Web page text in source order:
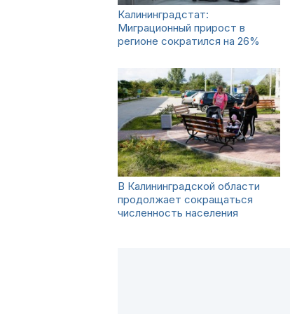
Калининградстат:
Миграционный прирост в
регионе сократился на 26%
В Калининградской области
продолжает сокращаться
численность населения